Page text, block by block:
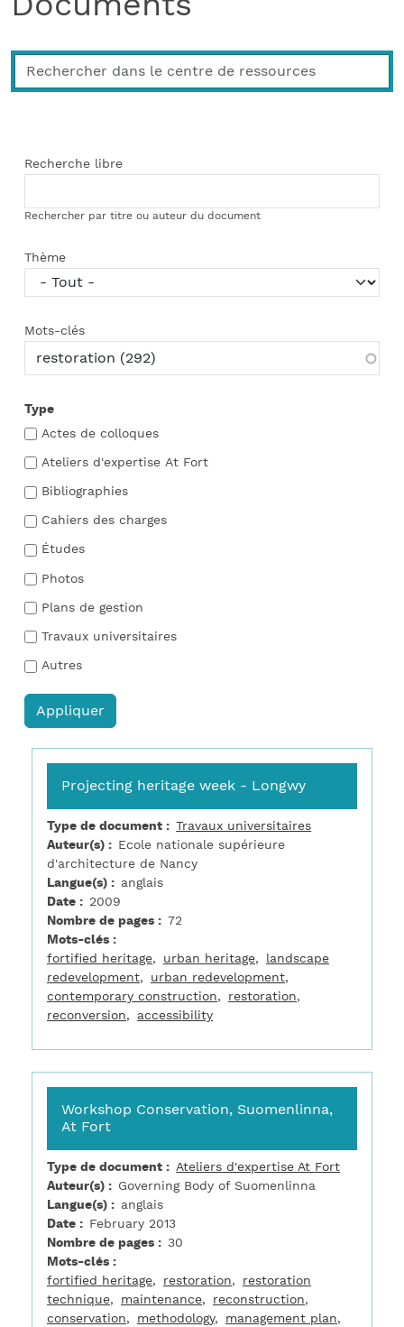
Recherche libre
Rechercher par titre ou auteur du document
Thème
Mots-clés
Type
Actes de colloques
Ateliers d'expertise At Fort
Bibliographies
Cahiers des charges
Études
Photos
Plans de gestion
Travaux universitaires
Autres
Projecting heritage week - Longwy
Type de document
Travaux universitaires
Auteur(s)
Ecole nationale supérieure
d'architecture de Nancy
Langue(s)
anglais
Date
2009
Nombre de pages
72
Mots-clés
fortified heritage
urban heritage
landscape
redevelopment
urban redevelopment
contemporary construction
restoration
reconversion
accessibility
Workshop Conservation, Suomenlinna,
At Fort
Type de document
Ateliers d'expertise At Fort
Auteur(s)
Governing Body of Suomenlinna
Langue(s)
anglais
Date
February 2013
Nombre de pages
30
Mots-clés
fortified heritage
restoration
restoration
technique
maintenance
reconstruction
conservation
methodology
management plan